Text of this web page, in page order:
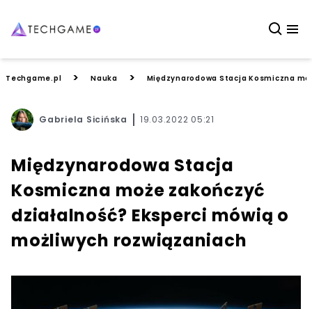
Techgame.pl > Nauka > Międzynarodowa Stacja Kosmiczna
Gabriela Sicińska 19.03.2022 05:21
Międzynarodowa Stacja
Kosmiczna może zakończyć
działalność? Eksperci mówią o
możliwych rozwiązaniach